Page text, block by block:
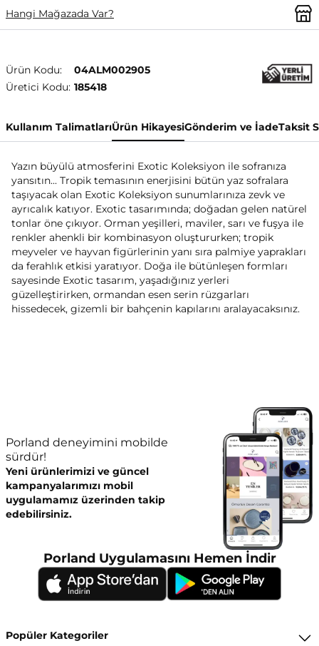
Hangi Mağazada Var?
Ürün Kodu:
04ALM002905
Üretici Kodu: 185418
Kullanım TalimatlarıÜrün HikayesiGönderim ve İadeTaksit
Yazın büyülü atmosferini Exotic Koleksiyon ile sofranıza
yansıtın... Tropik temasının enerjisini bütün yaz sofralara
taşıyacak olan Exotic Koleksiyon sunumlarınıza zevk ve
ayrıcalık katıyor. Exotic tasarımında; doğadan gelen natürel
tonlar öne çıkıyor. Orman yeşilleri, maviler, sarı ve fuşya ile
renkler ahenkli bir kombinasyon oluştururken; tropik
meyveler ve hayvan figürlerinin yanı sıra palmiye yaprakları
da ferahlık etkisi yaratıyor. Doğa ile bütünleşen formları
sayesinde Exotic tasarım, yaşadığınız yerleri
güzelleştirirken, ormandan esen serin rüzgarları
hissedecek, gizemli bir bahçenin kapılarını aralayacaksınız.
Porland deneyimini mobilde
sürdür!
Yeni ürünlerimizi ve güncel
kampanyalarımızı mobil
uygulamamız üzerinden takip
edebilirsiniz.
Porland Uygulamasını Hemen İndir
Popüler Kategoriler